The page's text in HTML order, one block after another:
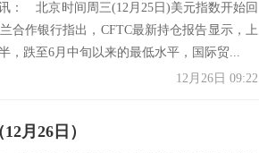
： 北京时间周三(12月25日)美元指数开始回
合作银行指出，CFTC最新持仓报告显示，上
，跌至6月中旬以来的最低水平，国际贸...
12月26日 09:22
月26日）